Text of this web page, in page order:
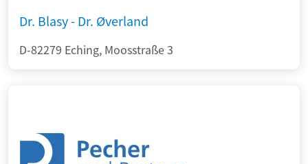
Dr. Blasy - Dr. Øverland
D-82279 Eching, Moosstraße 3